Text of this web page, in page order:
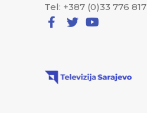
Tel: +387 (0)33 776 817